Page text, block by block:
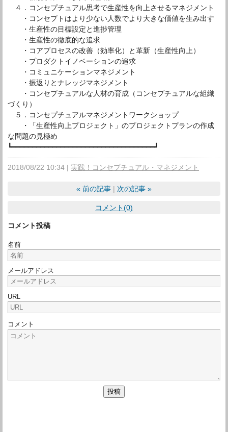
４．コンセプチュアル思考で生産性を向上させるマネジメント
・コンセプトはより少ない人数でより大きな価値を生み出す
・生産性の目標設定と進捗管理
・生産性の徹底的な追求
・コアプロセスの改善（効率化）と革新（生産性向上）
・プロダクトイノベーションの追求
・コミュニケーションマネジメント
・振返りとナレッジマネジメント
・コンセプチュアルな人材の育成（コンセプチュアルな組織
づくり）
５．コンセプチュアルマネジメントワークショップ
・「生産性向上プロジェクト」のプロジェクトプランの作成
な問題の見極め
┗━━━━━━━━━━━━━━━━━━━━━━━━━━━━━━━━━━━┛
2018/08/22 10:34 実践！コンセプチュアル・マネジメント
« 前の記事 次の記事 »
コメント(0)
コメント投稿
名前
メールアドレス
URL
コメント